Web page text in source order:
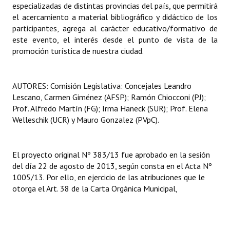
especializadas de distintas provincias del país, que permitirá
el acercamiento a material bibliográfico y didáctico de los
participantes, agrega al carácter educativo/formativo de
este evento, el interés desde el punto de vista de la
promoción turística de nuestra ciudad.
AUTORES: Comisión Legislativa: Concejales Leandro
Lescano, Carmen Giménez (AFSP); Ramón Chiocconi (PJ);
Prof. Alfredo Martín (FG); Irma Haneck (SUR); Prof. Elena
Welleschik (UCR) y Mauro Gonzalez (PVpC).
El proyecto original Nº 383/13 fue aprobado en la sesión
del día 22 de agosto de 2013, según consta en el Acta Nº
1005/13. Por ello, en ejercicio de las atribuciones que le
otorga el Art. 38 de la Carta Orgánica Municipal,